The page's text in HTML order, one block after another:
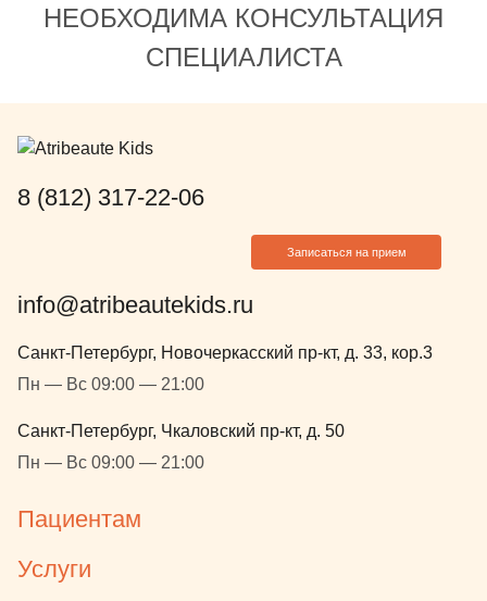
Олеговне! Очень понравился её
профессиональный подход и
приятное отношение.
НЕОБХОДИМА КОНСУЛЬТАЦИЯ
СПЕЦИАЛИСТА
8 (812) 317-22-06
Записаться на прием
info@atribeautekids.ru
Санкт-Петербург, Новочеркасский пр-кт, д. 33, кор.3
Пн — Вс 09:00 — 21:00
Санкт-Петербург, Чкаловский пр-кт, д. 50
Пн — Вс 09:00 — 21:00
Пациентам
Услуги